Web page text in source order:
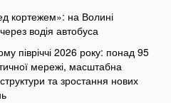
кортежем»: на Волині
водія автобуса
півріччі 2026 року: понад 95
мережі, масштабна
та зростання нових